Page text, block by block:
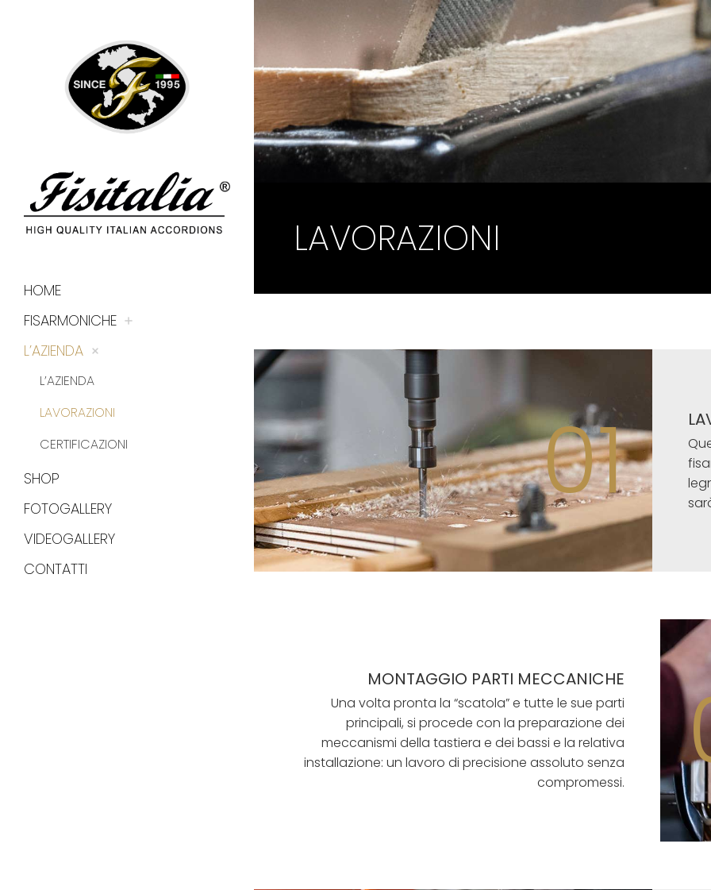
HOME
FISARMONICHE
L’AZIENDA
L’AZIENDA
LAVORAZIONI
CERTIFICAZIONI
SHOP
FOTOGALLERY
VIDEOGALLERY
CONTATTI
LAVORAZIONI
01
MONTAGGIO PARTI MECCANICHE
Una volta pronta la “scatola” e tutte le sue parti
principali, si procede con la preparazione dei
meccanismi della tastiera e dei bassi e la relativa
installazione: un lavoro di precisione assoluto senza
compromessi.